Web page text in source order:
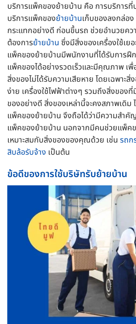
บริการแพ็คของย้ายบ้าน คือ การบริการที่
บริการแพ็คของย้ายบ้านเก็บของลงกล่อ
กระแทกอย่างดี ก่อนขึ้นรถ ช่วยอำนวยค
ต้องการย้ายบ้าน ซึ่งมีสิ่งของเครื่องใช้เย
แพ็คของย้ายบ้านมีพนักงานที่ได้รับการฝึ
แพ็คของได้อย่างรวดเร็วและมีคุณภาพ เ
สิ่งของไม่ได้รับความเสียหาย โดยเฉพาะสิ่
ง่าย เครื่องใช้ไฟฟ้าต่างๆ รวมถึงสิ่งของ
ของอย่างดี สิ่งของเหล่านี้จะคงสภาพเดิม
แพ็คของย้ายบ้าน จึงถือได้ว่ามีความสำคั
แพ็คของย้ายบ้าน นอกจากมีคนช่วยแพ็ค
เหมาะสมกับสิ่งของของคุณด้วย เช่น รถก
สิบล้อรับจ้าง เป็นต้น
ข้อดีของการใช้บริษัทรับย้ายบ้าน